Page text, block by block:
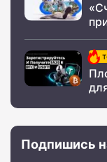
Подпишись